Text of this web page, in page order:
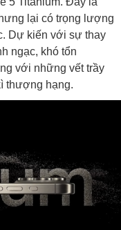
lại có trọng lượng
Dự kiến với sự thay
ngạc, khó tổn
với những vết trầy
thượng hạng.